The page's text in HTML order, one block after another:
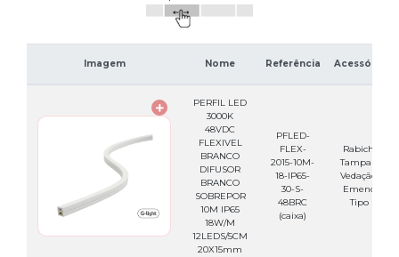
Imagem Nome Referência Acessórios
PERFIL LED
3000K
48VDC
FLEXIVEL
BRANCO
DIFUSOR
BRANCO
SOBREPOR
10M IP65
18W/M
12LEDS/5CM
20X15mm
PFLED-
FLEX-
2015-10M-
18-IP65-
30-S-
48BRC
(caixa)
Rabicho,
Tampa de
Vedação e
Emenda
Tipo I